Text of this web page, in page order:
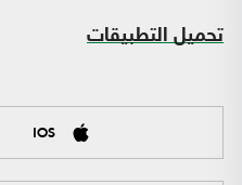
تحميل التطبيقات
IOS